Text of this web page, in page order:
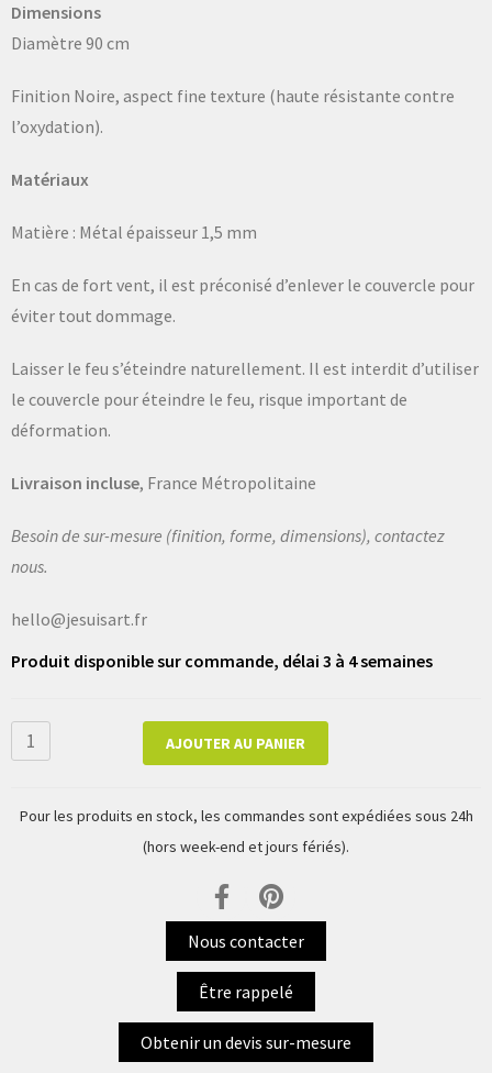
Dimensions
Diamètre 90 cm
Finition Noire, aspect fine texture (haute résistante contre
l’oxydation).
Matériaux
Matière : Métal épaisseur 1,5 mm
En cas de fort vent, il est préconisé d’enlever le couvercle pour
éviter tout dommage.
Laisser le feu s’éteindre naturellement. Il est interdit d’utiliser
le couvercle pour éteindre le feu, risque important de
déformation.
Livraison incluse, France Métropolitaine
Besoin de sur-mesure (finition, forme, dimensions), contactez
nous.
hello@jesuisart.fr
Produit disponible sur commande, délai 3 à 4 semaines
AJOUTER AU PANIER
Pour les produits en stock, les commandes sont expédiées sous 24h
(hors week-end et jours fériés).
Nous contacter
Être rappelé
Obtenir un devis sur-mesure